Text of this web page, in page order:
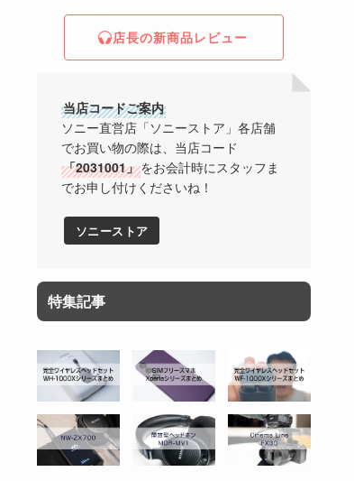
店長の新商品レビュー
当店コードご案内
ソニー直営店「ソニーストア」各店舗
でお買い物の際は、当店コード
「2031001」をお会計時にスタッフま
でお申し付けくださいね！
ソニーストア
特集記事